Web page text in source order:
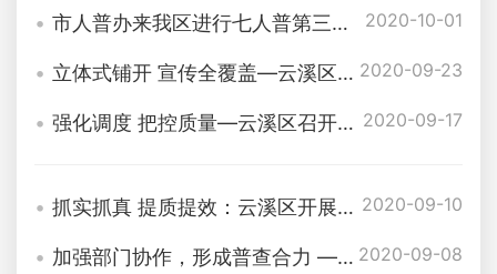
市人普办来我区进行七人普第三轮现场督导调研 2020-10-01
立体式铺开 宣传全覆盖—云溪区启动七人普宣传活动 2020-09-23
强化调度 把控质量—云溪区召开第七次全国人口普查工作推进会 2020-09-17
抓实抓真 提质提效：云溪区开展七人普工作现场督查 2020-09-10
加强部门协作，形成普查合力 —云溪区召开七人普工作部门推进会 2020-09-08